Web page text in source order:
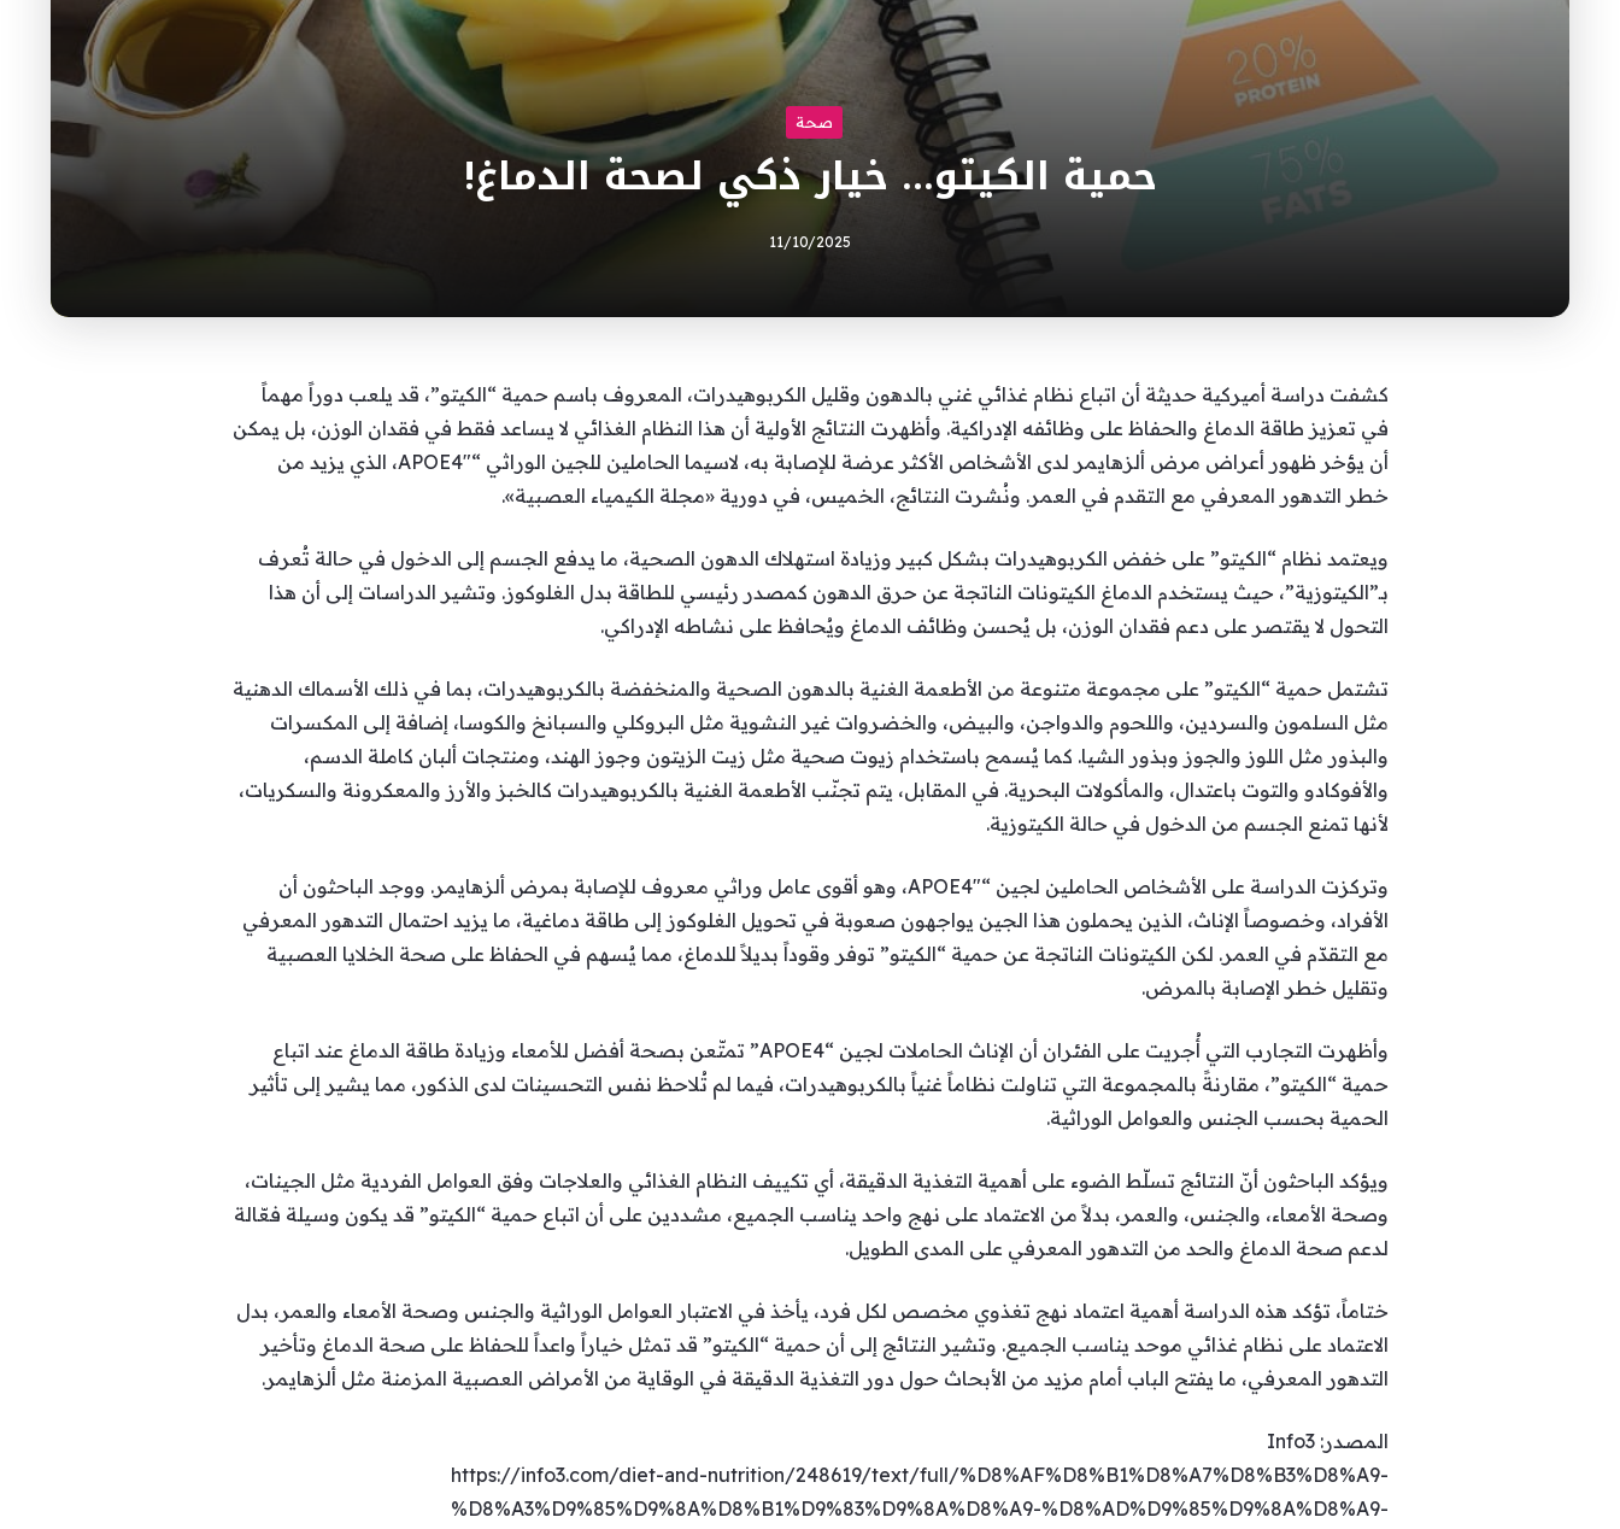
صحة
حمية الكيتو… خيار ذكي لصحة الدماغ!
11/10/2025
كشفت دراسة أميركية حديثة أن اتباع نظام غذائي غني بالدهون وقليل الكربوهيدرات، المعروف باسم حمية “الكيتو”، قد يلعب دوراً مهماً
في تعزيز طاقة الدماغ والحفاظ على وظائفه الإدراكية. وأظهرت النتائج الأولية أن هذا النظام الغذائي لا يساعد فقط في فقدان الوزن، بل يمكن
أن يؤخر ظهور أعراض مرض ألزهايمر لدى الأشخاص الأكثر عرضة للإصابة به، لاسيما الحاملين للجين الوراثي “APOE4″، الذي يزيد من
خطر التدهور المعرفي مع التقدم في العمر. ونُشرت النتائج، الخميس، في دورية «مجلة الكيمياء العصبية».
ويعتمد نظام “الكيتو” على خفض الكربوهيدرات بشكل كبير وزيادة استهلاك الدهون الصحية، ما يدفع الجسم إلى الدخول في حالة تُعرف
بـ”الكيتوزية”، حيث يستخدم الدماغ الكيتونات الناتجة عن حرق الدهون كمصدر رئيسي للطاقة بدل الغلوكوز. وتشير الدراسات إلى أن هذا
التحول لا يقتصر على دعم فقدان الوزن، بل يُحسن وظائف الدماغ ويُحافظ على نشاطه الإدراكي.
تشتمل حمية “الكيتو” على مجموعة متنوعة من الأطعمة الغنية بالدهون الصحية والمنخفضة بالكربوهيدرات، بما في ذلك الأسماك الدهنية
مثل السلمون والسردين، واللحوم والدواجن، والبيض، والخضروات غير النشوية مثل البروكلي والسبانخ والكوسا، إضافة إلى المكسرات
والبذور مثل اللوز والجوز وبذور الشيا. كما يُسمح باستخدام زيوت صحية مثل زيت الزيتون وجوز الهند، ومنتجات ألبان كاملة الدسم،
والأفوكادو والتوت باعتدال، والمأكولات البحرية. في المقابل، يتم تجنّب الأطعمة الغنية بالكربوهيدرات كالخبز والأرز والمعكرونة والسكريات،
لأنها تمنع الجسم من الدخول في حالة الكيتوزية.
وتركزت الدراسة على الأشخاص الحاملين لجين “APOE4″، وهو أقوى عامل وراثي معروف للإصابة بمرض ألزهايمر. ووجد الباحثون أن
الأفراد، وخصوصاً الإناث، الذين يحملون هذا الجين يواجهون صعوبة في تحويل الغلوكوز إلى طاقة دماغية، ما يزيد احتمال التدهور المعرفي
مع التقدّم في العمر. لكن الكيتونات الناتجة عن حمية “الكيتو” توفر وقوداً بديلاً للدماغ، مما يُسهم في الحفاظ على صحة الخلايا العصبية
وتقليل خطر الإصابة بالمرض.
وأظهرت التجارب التي أُجريت على الفئران أن الإناث الحاملات لجين “APOE4” تمتّعن بصحة أفضل للأمعاء وزيادة طاقة الدماغ عند اتباع
حمية “الكيتو”، مقارنةً بالمجموعة التي تناولت نظاماً غنياً بالكربوهيدرات، فيما لم تُلاحظ نفس التحسينات لدى الذكور، مما يشير إلى تأثير
الحمية بحسب الجنس والعوامل الوراثية.
ويؤكد الباحثون أنّ النتائج تسلّط الضوء على أهمية التغذية الدقيقة، أي تكييف النظام الغذائي والعلاجات وفق العوامل الفردية مثل الجينات،
وصحة الأمعاء، والجنس، والعمر، بدلاً من الاعتماد على نهج واحد يناسب الجميع، مشددين على أن اتباع حمية “الكيتو” قد يكون وسيلة فعّالة
لدعم صحة الدماغ والحد من التدهور المعرفي على المدى الطويل.
ختاماً، تؤكد هذه الدراسة أهمية اعتماد نهج تغذوي مخصص لكل فرد، يأخذ في الاعتبار العوامل الوراثية والجنس وصحة الأمعاء والعمر، بدل
الاعتماد على نظام غذائي موحد يناسب الجميع. وتشير النتائج إلى أن حمية “الكيتو” قد تمثل خياراً واعداً للحفاظ على صحة الدماغ وتأخير
التدهور المعرفي، ما يفتح الباب أمام مزيد من الأبحاث حول دور التغذية الدقيقة في الوقاية من الأمراض العصبية المزمنة مثل ألزهايمر.
المصدر: Info3
https://info3.com/diet-and-nutrition/248619/text/full/%D8%AF%D8%B1%D8%A7%D8%B3%D8%A9-
%D8%A3%D9%85%D9%8A%D8%B1%D9%83%D9%8A%D8%A9-%D8%AD%D9%85%D9%8A%D8%A9-